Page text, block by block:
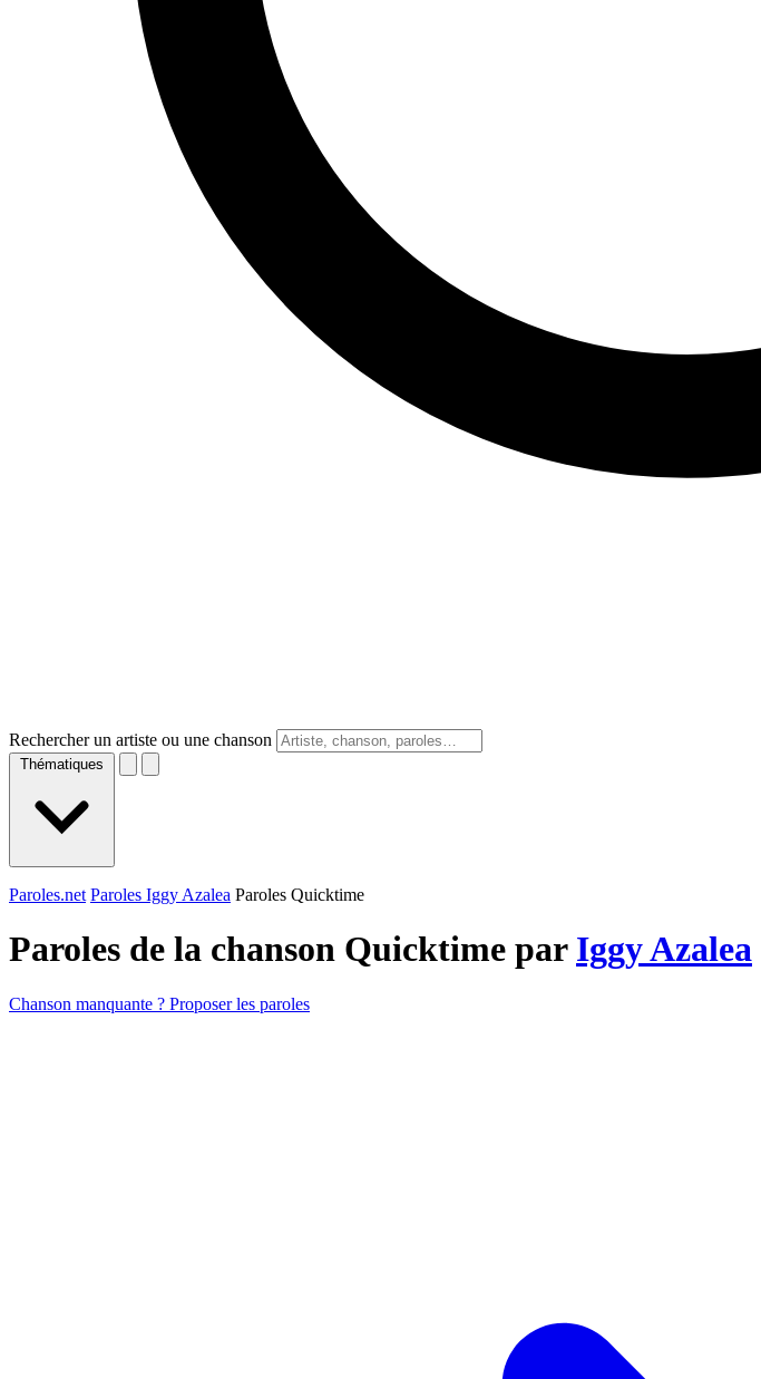
Rechercher un artiste ou une chanson
Thématiques
Paroles.net Paroles Iggy Azalea Paroles Quicktime
Paroles de la chanson Quicktime par Iggy Azalea
Chanson manquante ? Proposer les paroles